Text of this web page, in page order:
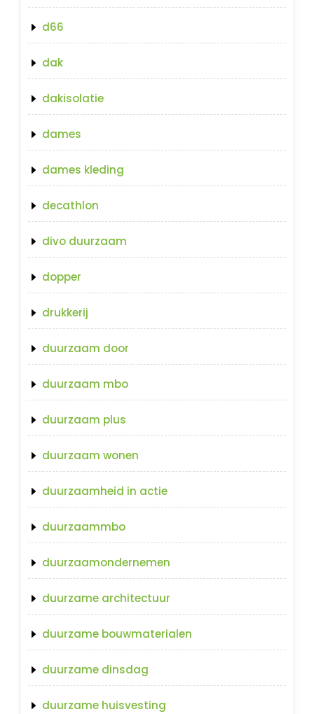
d66
dak
dakisolatie
dames
dames kleding
decathlon
divo duurzaam
dopper
drukkerij
duurzaam door
duurzaam mbo
duurzaam plus
duurzaam wonen
duurzaamheid in actie
duurzaammbo
duurzaamondernemen
duurzame architectuur
duurzame bouwmaterialen
duurzame dinsdag
duurzame huisvesting